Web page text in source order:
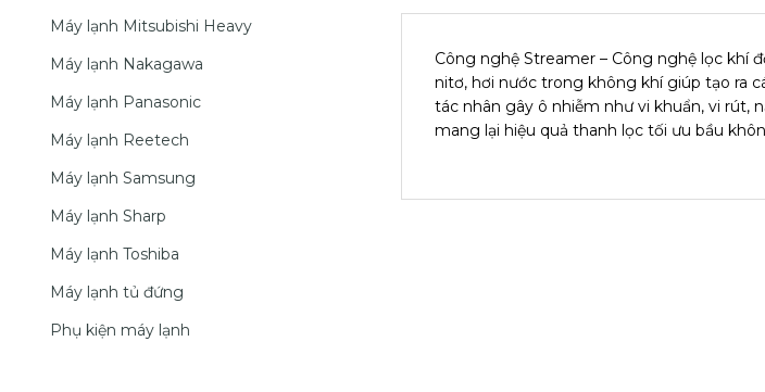
Công nghệ Streamer – Công nghệ lọc khí
nitơ, hơi nước trong không khí giúp tạo ra
tác nhân gây ô nhiễm như vi khuẩn, vi rút,
mang lại hiệu quả thanh lọc tối ưu bầu
Máy lạnh Mitsubishi Heavy
Máy lạnh Nakagawa
Máy lạnh Panasonic
Máy lạnh Reetech
Máy lạnh Samsung
Máy lạnh Sharp
Máy lạnh Toshiba
Máy lạnh tủ đứng
Phụ kiện máy lạnh